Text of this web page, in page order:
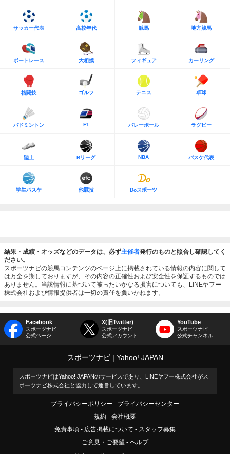
サッカー代表 高校年代 競馬 地方競馬
ボートレース 大相撲 フィギュア カーリング
格闘技 ゴルフ テニス 卓球
バドミントン F1 バレーボール ラグビー
陸上 Bリーグ NBA バスケ代表
学生バスケ 他競技 Doスポーツ
結果・成績・オッズなどのデータは、必ず主催者発行のものと照合し確認してく
ださい。
スポーツナビの競馬コンテンツのページ上に掲載されている情報の内容に関して
は万全を期しておりますが、その内容の正確性および安全性を保証するものでは
ありません。当該情報に基づいて被ったいかなる損害についても、LINEヤフー
株式会社および情報提供者は一切の責任を負いかねます。
Facebook
スポーツナビ
公式ページ
X(旧Twitter)
スポーツナビ
公式アカウント
YouTube
スポーツナビ
公式チャンネル
スポーツナビ Yahoo! JAPAN
スポーツナビはYahoo! JAPANのサービスであり、LINEヤフー株式会社がス
ポーツナビ株式会社と協力して運営しています。
プライバシーポリシー
プライバシーセンター
規約
会社概要
免責事項
広告掲載について
スタッフ募集
ご意見・ご要望
ヘルプ